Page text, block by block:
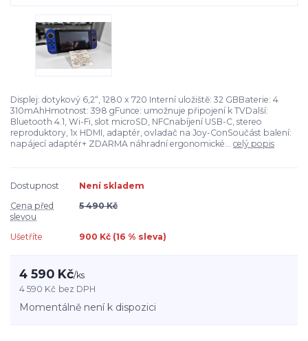
Displej: dotykový 6,2“, 1280 x 720 Interní uložiště: 32 GBBaterie: 4
310mAhHmotnost: 398 gFunce: umožnuje připojení k TVDalší:
Bluetooth 4.1, Wi-Fi, slot microSD, NFCnabíjení USB-C, stereo
reproduktory, 1x HDMI, adaptér, ovladač na Joy-ConSoučást balení:
napájecí adaptér+ ZDARMA náhradní ergonomické... celý popis
Dostupnost
Není skladem
Cena před
slevou
5 490 Kč
Ušetříte 900 Kč (16 % sleva)
4 590 Kč/ks
4 590 Kč bez DPH
Momentálně není k dispozici